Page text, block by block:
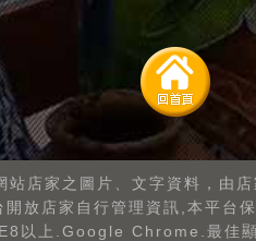
站店家之圖片、文字資料，由
開放店家自行管理資訊,本平台
以上.Google Chrome.最佳